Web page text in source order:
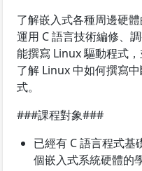
了解嵌入式各種周邊硬體
運用 C 語言技術編修、調
能撰寫 Linux 驅動程式，
了解 Linux 中如何撰寫
式。
###課程對象###
已經有 C 語言程式
個嵌入式系統硬體的學